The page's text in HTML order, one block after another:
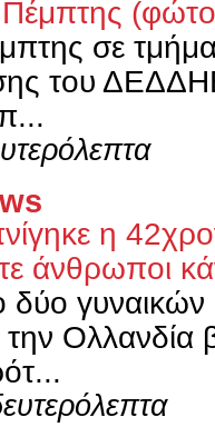
Πέμπτης
σε
του
η
άνθρωποι
δύο
Ολλανδία